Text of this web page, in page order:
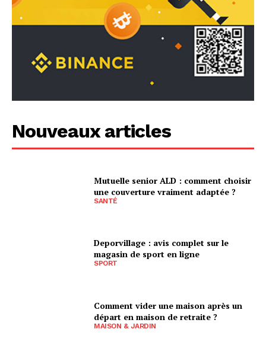
Nouveaux articles
Mutuelle senior ALD : comment choisir
une couverture vraiment adaptée ?
SANTÉ
Deporvillage : avis complet sur le
magasin de sport en ligne
SPORT
Comment vider une maison après un
départ en maison de retraite ?
MAISON & JARDIN